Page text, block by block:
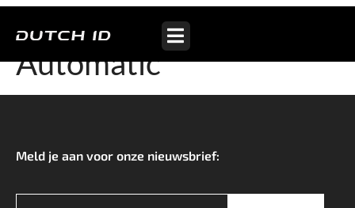
Shadow S75+
Automatic
Meld je aan voor onze nieuwsbrief: